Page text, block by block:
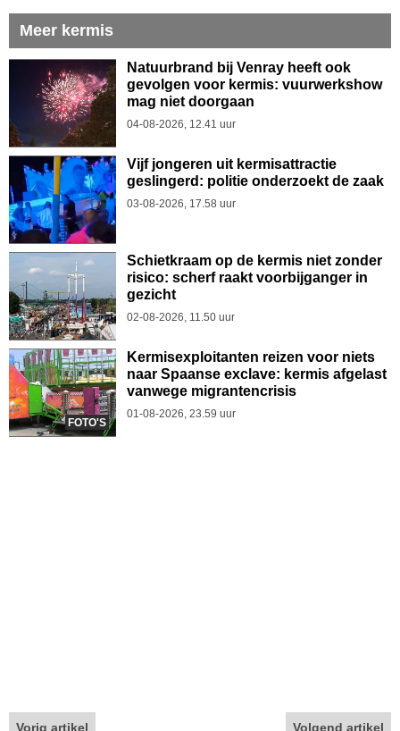
Meer kermis
Natuurbrand bij Venray heeft ook
gevolgen voor kermis: vuurwerkshow
mag niet doorgaan
04-08-2026, 12.41 uur
Vijf jongeren uit kermisattractie
geslingerd: politie onderzoekt de zaak
03-08-2026, 17.58 uur
Schietkraam op de kermis niet zonder
risico: scherf raakt voorbijganger in
gezicht
02-08-2026, 11.50 uur
FOTO'S
Kermisexploitanten reizen voor niets
naar Spaanse exclave: kermis afgelast
vanwege migrantencrisis
01-08-2026, 23.59 uur
Vorig artikel Volgend artikel